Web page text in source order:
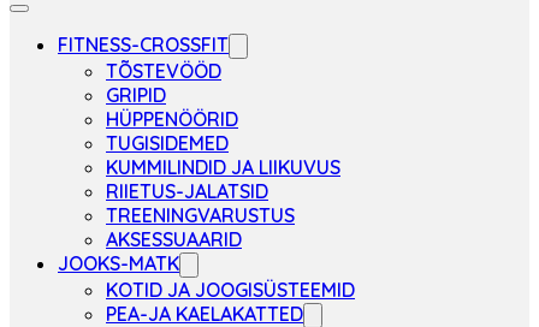
FITNESS-CROSSFIT
TÕSTEVÖÖD
GRIPID
HÜPPENÖÖRID
TUGISIDEMED
KUMMILINDID JA LIIKUVUS
RIIETUS-JALATSID
TREENINGVARUSTUS
AKSESSUAARID
JOOKS-MATK
KOTID JA JOOGISÜSTEEMID
PEA-JA KAELAKATTED